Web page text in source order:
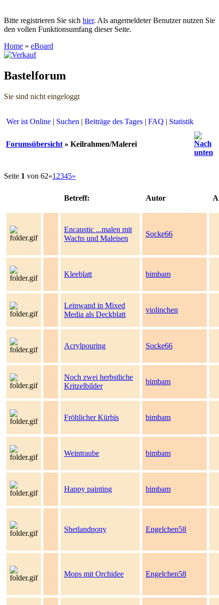
Bitte registrieren Sie sich hier. Als angemeldeter Benutzer nutzen Sie
den vollen Funktionsumfang dieser Seite.
Home » eBoard
Bastelforum
Sie sind nicht eingeloggt
Wer ist Online | Suchen | Beiträge des Tages | FAQ | Statistik
Forumsübersicht» Keilrahmen/Malerei
casino
Seite 1 von 62«1 2345»
Betreff: Autor
Encaustic ...malen mit
Wachs und Maleisen
Socke66
Kleeblatt bimbam
Leinwand in Mixed
Media als Deckblatt
violinchen
Acrylpouring Socke66
Noch zwei herbstliche
Kritzelbilder
bimbam
Fröhlicher Kürbis bimbam
Weintraube bimbam
Happy painting bimbam
Shetlandpony Engelchen58
Mops mit Orchidee Engelchen58